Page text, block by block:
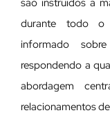
são instruídos a
durante todo o
informado
respondendo a
abordagem
relacionamentos